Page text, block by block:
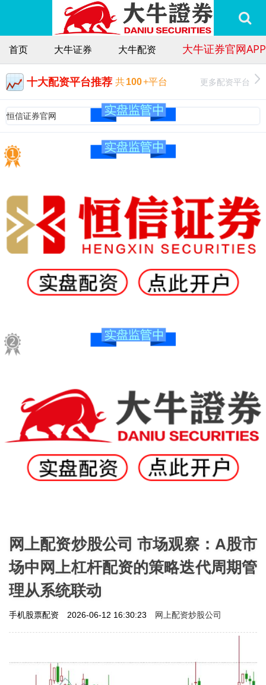
首页 大牛证券 大牛配资 大牛证券官网APP
十大配资平台推荐 共100+平台 更多配资平台
恒信证券官网
网上配资炒股公司 市场观察：A股市
场中网上杠杆配资的策略迭代周期管
理从系统联动
手机股票配资 2026-06-12 16:30:23 网上配资炒股公司